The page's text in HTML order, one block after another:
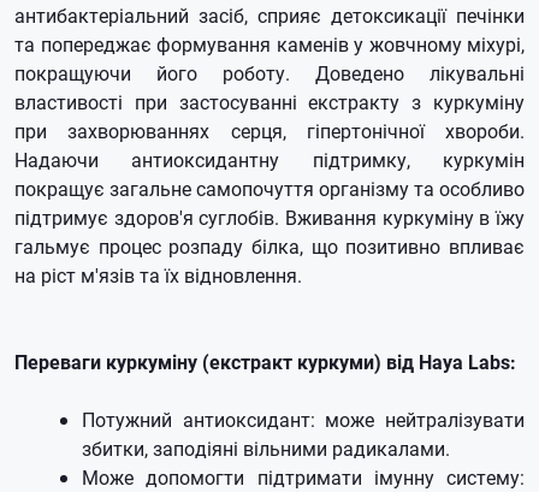
антибактеріальний засіб, сприяє детоксикації печінки
та попереджає формування каменів у жовчному міхурі,
покращуючи його роботу. Доведено лікувальні
властивості при застосуванні екстракту з куркуміну
при захворюваннях серця, гіпертонічної хвороби.
Надаючи антиоксидантну підтримку, куркумін
покращує загальне самопочуття організму та особливо
підтримує здоров'я суглобів. Вживання куркуміну в їжу
гальмує процес розпаду білка, що позитивно впливає
на ріст м'язів та їх відновлення.
Переваги куркуміну (екстракт куркуми) від Haya Labs:
Потужний антиоксидант: може нейтралізувати
збитки, заподіяні вільними радикалами.
Може допомогти підтримати імунну систему: